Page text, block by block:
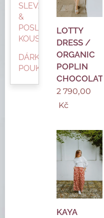
SLEVA
&
POSLEDNÍ
KOUSKY
DÁRKOVÝ
POUKAZ
LOTTY
DRESS /
ORGANIC
POPLIN
CHOCOLATE
2 790,00
Kč
KAYA